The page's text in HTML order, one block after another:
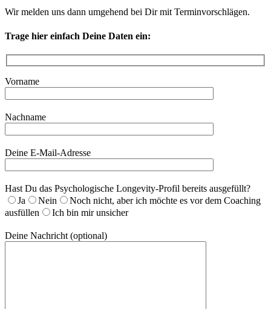
Wir melden uns dann umgehend bei Dir mit Terminvorschlägen.
Trage hier einfach Deine Daten ein:
Vorname
Nachname
Deine E-Mail-Adresse
Hast Du das Psychologische Longevity-Profil bereits ausgefüllt?
Ja
Nein
Noch nicht, aber ich möchte es vor dem Coaching
ausfüllen
Ich bin mir unsicher
Deine Nachricht (optional)